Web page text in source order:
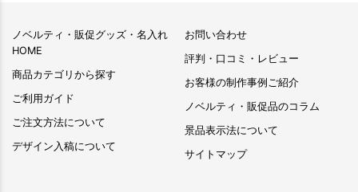
ノベルティ・販促グッズ・名入れ
HOME
商品カテゴリから探す
ご利用ガイド
ご注文方法について
デザイン入稿について
お問い合わせ
評判・口コミ・レビュー
お客様の制作事例ご紹介
ノベルティ・販促品のコラム
景品表示法について
サイトマップ